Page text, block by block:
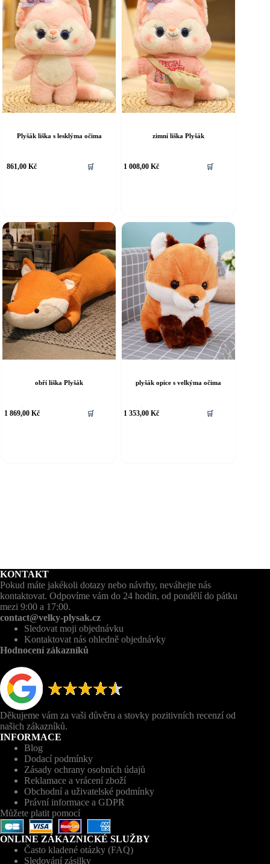
Plyšák liška s lesklýma očima
861,00Kč 🛒
zimní liška Plyšák
1 008,00 Kč 🛒
obří liška Plyšák
1 869,00 Kč 🛒
plyšák opice s velkýma očima
1 353,00 Kč 🛒
KONTAKT
Pokud máte jakékoli dotazy nebo návrhy, neváhejte nás
kontaktovat. Odpovíme vám do 24 hodin, od pondělí do pátku
mezi 9:00 a 17:00.
contact@velky-plysak.cz
Sledovat moji objednávku
Kontaktovat nás ohledně objednávky
Hodnocení zákazníků
Děkujeme vám za vaši důvěru a stovky pozitivních recenzí od
našich zákazníků.
INFORMACE
Blog
Dodací podmínky
Zásady ochrany osobních údajů
Reklamace a vrácení zboží
Obchodní a uživatelské podmínky
Právní informace a GDPR
Můžete platit pomocí
ONLINE ZÁKAZNICKÉ SLUŽBY
Často kladené otázky (FAQ)
Sledování zásilky